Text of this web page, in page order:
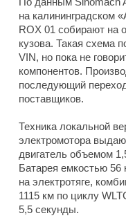
на калининградском
ROX 01 собирают на
кузова. Такая схема
VIN, но пока не
компонентов.
последующий
поставщиков.
Техника локальной
электромотора
двигатель объемом
Батарея емкостью 56
на электротяге,
1115 км по циклу
5,5 секунды.